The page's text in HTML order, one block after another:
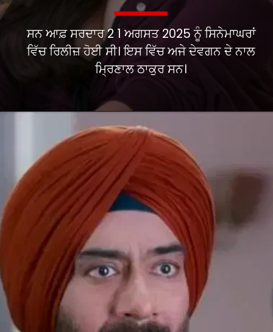
ਸਨ ਆਫ਼ ਸਰਦਾਰ 2 1 ਅਗਸਤ 2025 ਨੂੰ ਸਿਨੇਮਾਘਰਾਂ
ਵਿੱਚ ਰਿਲੀਜ਼ ਹੋਈ ਸੀ। ਇਸ ਵਿੱਚ ਅਜੇ ਦੇਵਗਨ ਦੇ ਨਾਲ
ਮ੍ਰਿਣਾਲ ਠਾਕੁਰ ਸਨ।